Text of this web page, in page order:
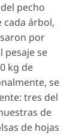
pecho
cada árbol,
por
pesaje se
kg de
se
tres del
de
de hojas